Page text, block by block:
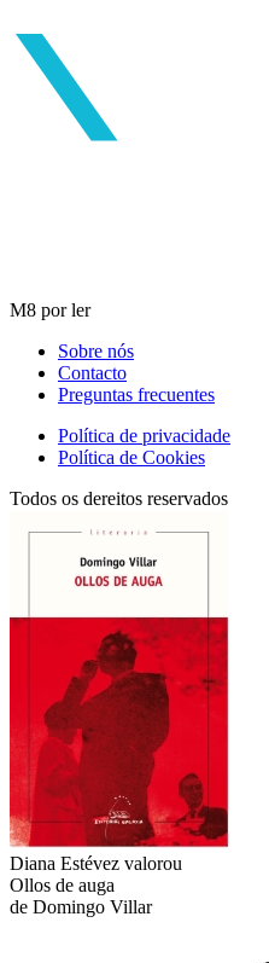
M8 por ler
Sobre nós
Contacto
Preguntas frecuentes
Política de privacidade
Política de Cookies
Todos os dereitos reservados
Diana Estévez valorou
Ollos de auga
de Domingo Villar